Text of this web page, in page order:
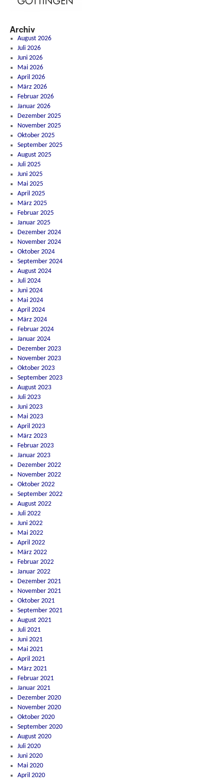
Archiv
August 2026
Juli 2026
Juni 2026
Mai 2026
April 2026
März 2026
Februar 2026
Januar 2026
Dezember 2025
November 2025
Oktober 2025
September 2025
August 2025
Juli 2025
Juni 2025
Mai 2025
April 2025
März 2025
Februar 2025
Januar 2025
Dezember 2024
November 2024
Oktober 2024
September 2024
August 2024
Juli 2024
Juni 2024
Mai 2024
April 2024
März 2024
Februar 2024
Januar 2024
Dezember 2023
November 2023
Oktober 2023
September 2023
August 2023
Juli 2023
Juni 2023
Mai 2023
April 2023
März 2023
Februar 2023
Januar 2023
Dezember 2022
November 2022
Oktober 2022
September 2022
August 2022
Juli 2022
Juni 2022
Mai 2022
April 2022
März 2022
Februar 2022
Januar 2022
Dezember 2021
November 2021
Oktober 2021
September 2021
August 2021
Juli 2021
Juni 2021
Mai 2021
April 2021
März 2021
Februar 2021
Januar 2021
Dezember 2020
November 2020
Oktober 2020
September 2020
August 2020
Juli 2020
Juni 2020
Mai 2020
April 2020